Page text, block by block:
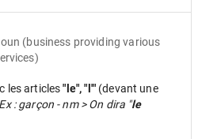
(business providing various
les articles"le", "l'" (devant une
Ex : garçon - nm > On dira "le